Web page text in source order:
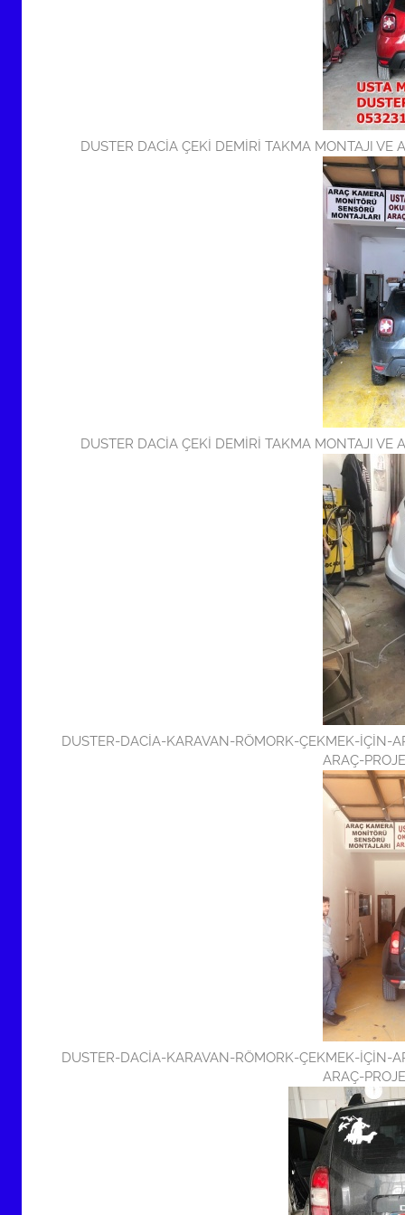
DUSTER DACİA ÇEKİ DEMİRİ TAKMA MONTAJI
DUSTER DACİA ÇEKİ DEMİRİ TAKMA MONTAJI
DUSTER-DACİA-KARAVAN-RÖMORK-ÇEKMEK-İÇİN-
ARAÇ-
DUSTER-DACİA-KARAVAN-RÖMORK-ÇEKMEK-İÇİN-
ARAÇ-